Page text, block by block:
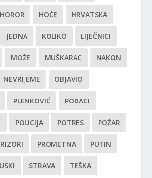
HOROR HOĆE HRVATSKA
JEDNA KOLIKO LIJEČNICI
MOŽE MUŠKARAC NAKON
NEVRIJEME OBJAVIO
PLENKOVIĆ PODACI
POLICIJA POTRES POŽAR
PROMETNA PUTIN
STRAVA TEŠKA